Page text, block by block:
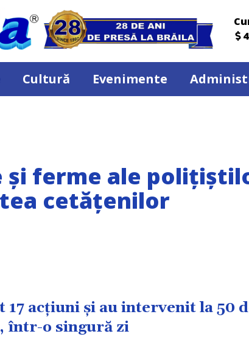
Cultură Evenimente
ferme ale
cetățenilor
acțiuni și au intervenit la 50
într-o singură zi